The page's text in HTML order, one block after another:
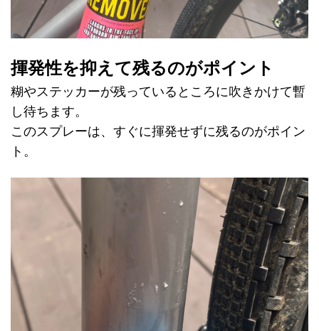
揮発性を抑えて残るのがポイント
糊やステッカーが残っているところに吹きかけて暫
し待ちます。
このスプレーは、すぐに揮発せずに残るのがポイン
ト。